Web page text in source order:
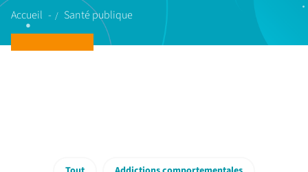
Accueil Santé publique